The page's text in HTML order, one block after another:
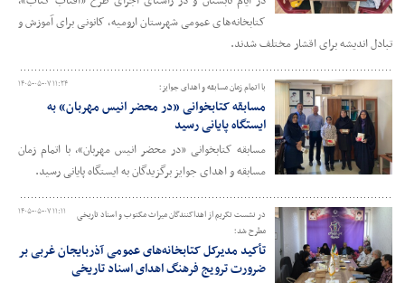
کتابخانه‌های عمومی شهرستان ارومیه، کانونی برای آموزش و
تبادل اندیشه برای اقشار مختلف شدند.
۱۴۰۵-۰۵-۰۷ ۱۱:۲۴ با اتمام زمان مسابقه و اهدای جوایز؛
مسابقه کتابخوانی «در محضر انیس مهربان» به
ایستگاه پایانی رسید
مسابقه کتابخوانی «در محضر انیس مهربان»، با اتمام زمان
مسابقه و اهدای جوایز برگزیدگان به ایستگاه پایانی رسید.
۱۴۰۵-۰۵-۰۷ ۱۱:۱۱
در نشست تکریم از اهداکنندگان میراث مکتوب و اسناد تاریخی
مطرح شد؛
تأکید مدیرکل کتابخانه‌های عمومی آذربایجان‌ غربی بر
ضرورت ترویج فرهنگ اهدای اسناد تاریخی